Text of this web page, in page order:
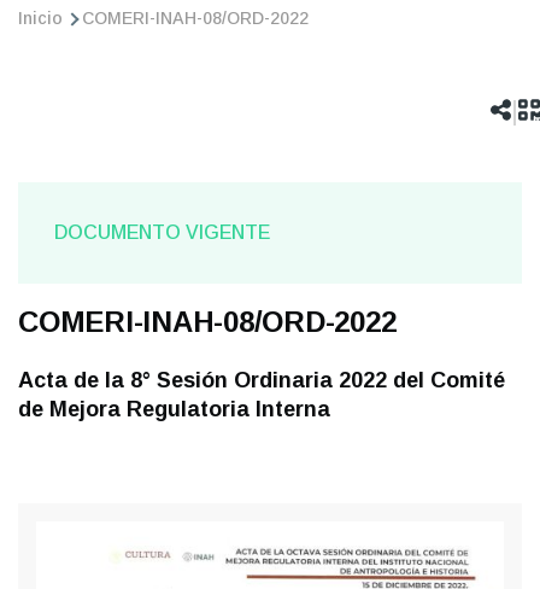
Ruta
Inicio COMERI-INAH-08/ORD-2022
|
DOCUMENTO VIGENTE
COMERI-INAH-08/ORD-2022
Acta de la 8° Sesión Ordinaria 2022 del Comité
de Mejora Regulatoria Interna